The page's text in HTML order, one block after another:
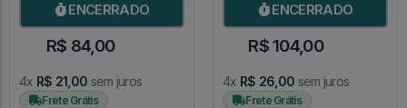
ENCERRADO
R$ 84,00
4x R$ 21,00 sem juros
Frete Grátis
ENCERRADO
R$ 104,00
4x R$ 26,00 sem juros
Frete Grátis